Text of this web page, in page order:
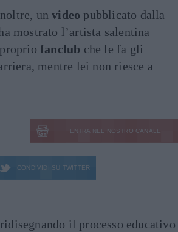
unvideo pubblicato dalla
mostrato l’artista salentina
propriofanclub che le fa gli
mentre lei non riesce a
ENTRA NEL NOSTRO CANALE
CONDIVIDI SU TWITTER
il processo educativo